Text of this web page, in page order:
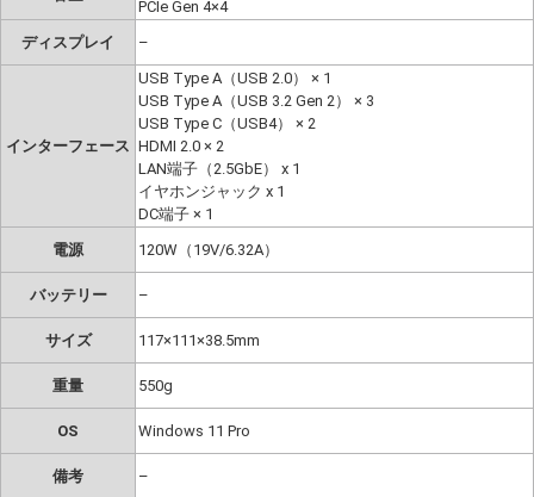
PCIe Gen 4×4
ディスプレイ
–
インターフェース
USB Type A（USB 2.0） × 1
USB Type A（USB 3.2 Gen 2） × 3
USB Type C（USB4） × 2
HDMI 2.0 × 2
LAN端子（2.5GbE） x 1
イヤホンジャック x 1
DC端子 × 1
電源
120W（19V/6.32A）
バッテリー –
サイズ 117×111×38.5mm
重量 550g
OS Windows 11 Pro
備考 –